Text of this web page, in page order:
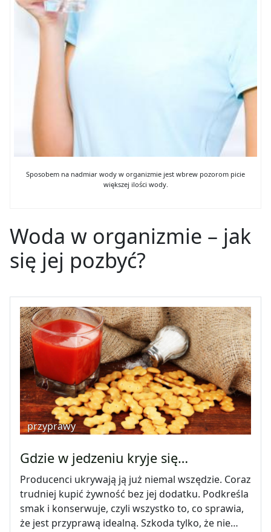
Sposobem na nadmiar wody w organizmie jest wbrew pozorom picie
większej ilości wody.
Woda w organizmie – jak
się jej pozbyć?
przyprawy
Gdzie w jedzeniu kryje się…
Producenci ukrywają ją już niemal wszędzie. Coraz
trudniej kupić żywność bez jej dodatku. Podkreśla
smak i konserwuje, czyli wszystko to, co sprawia,
że jest przyprawą idealną. Szkoda tylko, że nie…